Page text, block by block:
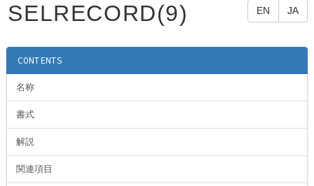
EN JA
SELRECORD(9)
CONTENTS
名称
書式
解説
関連項目